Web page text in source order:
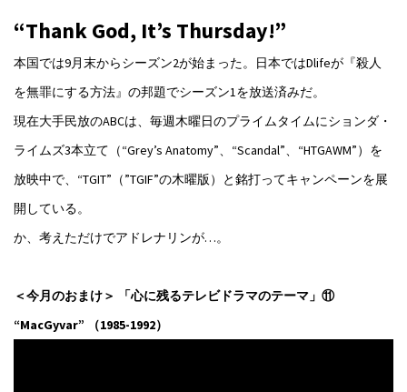
“ThankGod, It’s Thursday!”
本国では9月末からシーズン2が始まった。日本ではDlifeが『殺人
を無罪にする方法』の邦題でシーズン1を放送済みだ。
現在大手民放のABCは、毎週木曜日のプライムタイムにションダ・
ライムズ3本立て（“Grey’s Anatomy”、“Scandal”、“HTGAWM”）を
放映中で、“TGIT”（”TGIF”の木曜版）と銘打ってキャンペーンを展
開している。
か、考えただけでアドレナリンが…。
＜今月のおまけ＞ 「心に残るテレビドラマのテーマ」⑪
“MacGyvar” （1985-1992）